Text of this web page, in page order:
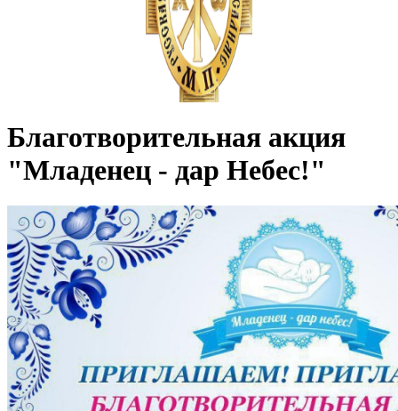
Благотворительная акция
"Младенец - дар Небес!"